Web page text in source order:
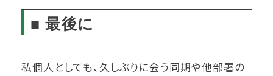
■ 最後に
私個人としても、久しぶりに会う同期や他部署の